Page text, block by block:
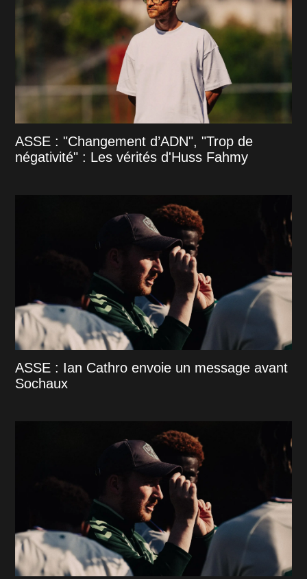
ASSE : "Changement d’ADN", "Trop de
négativité" : Les vérités d'Huss Fahmy
ASSE : Ian Cathro envoie un message avant
Sochaux